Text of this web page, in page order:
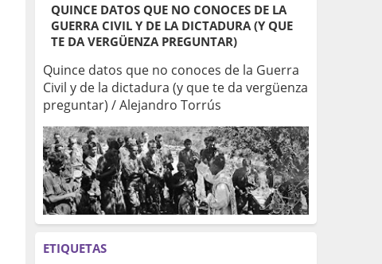
QUINCE DATOS QUE NO CONOCES DE LA
GUERRA CIVIL Y DE LA DICTADURA (Y QUE
TE DA VERGÜENZA PREGUNTAR)
Quince datos que no conoces de la Guerra
Civil y de la dictadura (y que te da vergüenza
preguntar) / Alejandro Torrús
ETIQUETAS